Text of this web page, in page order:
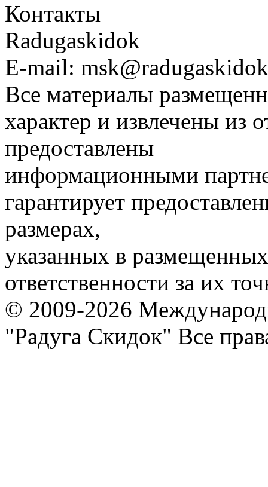
Контакты
Radugaskidok
E-mail:
Все материалы
характер и извлечены из
предоставлены
информационными
гарантирует
размерах,
указанных в
ответственности за их
© 2009-2026
"Радуга Скидок" Все